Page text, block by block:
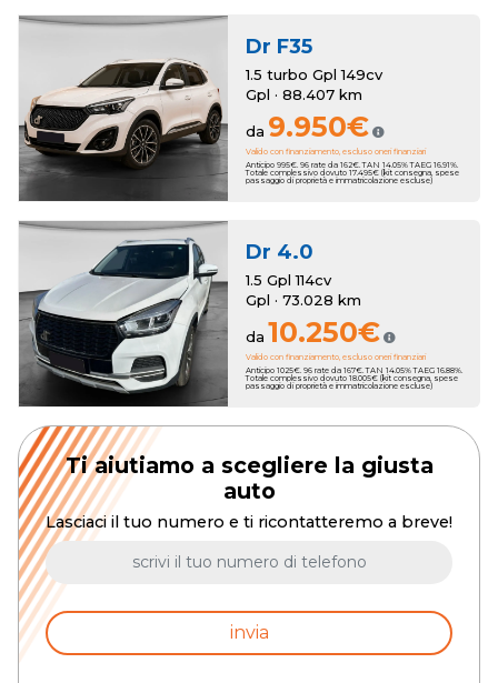
Dr F35
1.5 turbo Gpl 149cv
Gpl · 88.407 km
da 9.950€
Valido con finanziamento, escluso oneri finanziari
Anticipo 995€. 96 rate da 162€. TAN 14.05% TAEG 16.91%.
Totale complessivo dovuto 17.495€ (kit consegna, spese
passaggio di proprietà e immatricolazione escluse)
Dr 4.0
1.5 Gpl 114cv
Gpl · 73.028 km
da 10.250€
Valido con finanziamento, escluso oneri finanziari
Anticipo 1025€. 96 rate da 167€. TAN 14.05% TAEG 16.88%.
Totale complessivo dovuto 18.005€ (kit consegna, spese
passaggio di proprietà e immatricolazione escluse)
Ti aiutiamo a scegliere la giusta
auto
Lasciaci il tuo numero e ti ricontatteremo a breve!
invia